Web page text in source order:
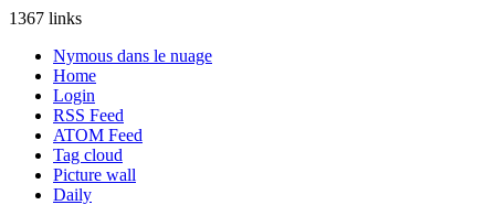
1367 links
Nymous dans le nuage
Home
Login
RSS Feed
ATOM Feed
Tag cloud
Picture wall
Daily